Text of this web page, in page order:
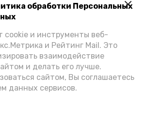
обработки Персональных
cookie и инструменты веб-
и Рейтинг Mail. Это
взаимодействие
и делать его лучше.
сайтом, Вы соглашаетесь
данных сервисов.